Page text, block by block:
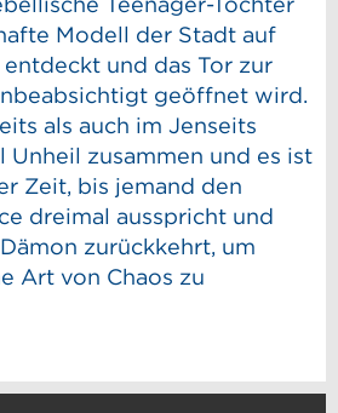
Modell der Stadt auf
und das Tor zur
geöffnet wird.
als auch im Jenseits
Unheil zusammen und es ist
Zeit, bis jemand den
dreimal ausspricht und
zurückkehrt, um
Art von Chaos zu